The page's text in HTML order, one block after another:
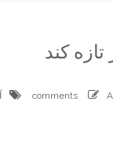
تازه کند